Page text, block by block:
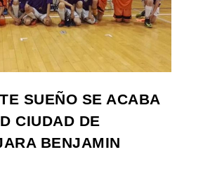
SUEÑO SE ACABA
CIUDAD DE
BENJAMIN